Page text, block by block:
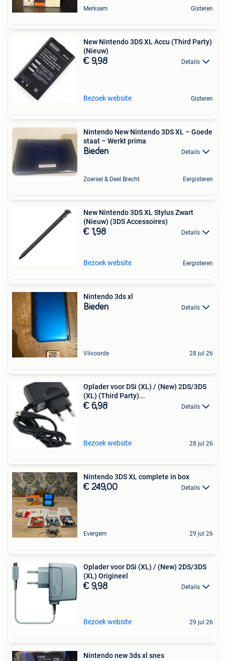
Merksem Gisteren
New Nintendo 3DS XL Accu (Third Party)
(Nieuw)
€ 9,98 Details
Bezoek website Gisteren
Nintendo New Nintendo 3DS XL – Goede
staat – Werkt prima
Bieden Details
Zoersel & Deel Brecht Eergisteren
New Nintendo 3DS XL Stylus Zwart
(Nieuw) (3DS Accessoires)
€ 1,98 Details
Bezoek website Eergisteren
Nintendo 3ds xl
Bieden Details
Vilvoorde 28 jul 26
Oplader voor DSi (XL) / (New) 2DS/3DS
(XL) (Third Party)...
€ 6,98 Details
Bezoek website 28 jul 26
Nintendo 3DS XL complete in box
€ 249,00 Details
Evergem 29 jul 26
Oplader voor DSi (XL) / (New) 2DS/3DS
(XL) Origineel
€ 9,98 Details
Bezoek website 29 jul 26
Nintendo new 3ds xl snes